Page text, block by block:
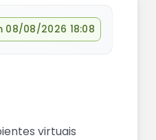
08/08/2026 18:08
virtuais